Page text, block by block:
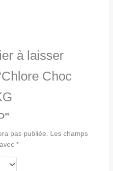
à laisser
Choc
pas publiée.
Les champs
*